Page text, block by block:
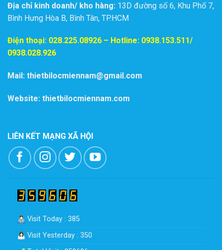
Địa chỉ kinh doanh/ kho hàng: 13D đường số 6, Khu Phố 7,
Bình Hưng Hòa B, Bình Tân, TP.HCM
Điện thoại: 028.225.08926 – Hotline: 0938.153.511/
0938.028.926
Mail: thietbilocmiennam@gmail.com
Website: thietbilocmiennam.com
LIÊN KẾT MẠNG XÃ HỘI
Visit Today : 385
Visit Yesterday : 350